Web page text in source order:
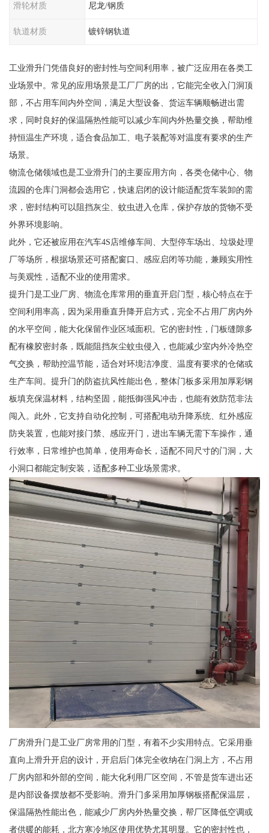
滑轮材质 尼龙/钢质
轨道材质 镀锌钢轨道
工业滑升门凭借良好的密封性与空间利用率，被广泛应用在各类工
业场景中。常见的应用场景是工厂厂房的出，它能完全收入门洞顶
部，不占用车间内外空间，满足大型设备、货运车辆顺畅进出需
求，同时良好的保温隔热性能可以减少车间内外热量交换，帮助维
持恒温生产环境，适合食品加工、电子装配等对温度有要求的生产
场景。
物流仓储领域也是工业滑升门的主要应用方向，各类仓储中心、物
流园的仓库门洞都会选用它，快速启闭的设计能适配货车装卸的需
求，密封结构可以阻挡灰尘、蚊虫进入仓库，保护存放的货物不受
外界环境影响。
此外，它还被应用在汽车4S店维修车间、大型停车场出、垃圾处理
厂等场所，根据场景还可搭配窗口、感应启闭等功能，兼顾实用性
与美观性，适配不业的使用需求。
提升门是工业厂房、物流仓库常用的垂直开启门型，核心特点在于
空间利用率高，因为采用垂直升降开启方式，完全不占用厂房内外
的水平空间，能大化保留作业区域面积。它的密封性，门板缝隙多
配有橡胶密封条，既能阻挡灰尘蚊虫侵入，也能减少室内外冷热空
气交换，帮助控温节能，适合对环境洁净度、温度有要求的仓储或
生产车间。提升门的防盗抗风性能出色，整体门板多采用加厚彩钢
板填充保温材料，结构坚固，能抵御强风冲击，也能有效防范非法
闯入。此外，它支持自动化控制，可搭配电动升降系统、红外感应
防夹装置，也能对接门禁、感应开门，进出车辆无需下车操作，通
行效率，日常维护也简单，使用寿命长，适配不同尺寸的门洞，大
小洞口都能定制安装，适配多种工业场景需求。
厂房滑升门是工业厂房常用的门型，有着不少实用特点。它采用垂
直向上滑升开启的设计，开启后门体完全收纳在门洞上方，不占用
厂房内部和外部的空间，能大化利用厂区空间，不管是货车进出还
是内部设备摆放都不受影响。滑升门多采用加厚钢板搭配保温层，
保温隔热性能出色，能减少厂房内外热量交换，帮厂区降低空调或
者供暖的能耗，北方寒冷地区使用优势尤其明显。它的密封性也，